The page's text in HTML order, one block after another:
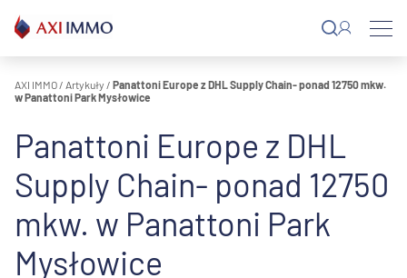
do
treści
AXI IMMO / Artykuły / Panattoni Europe z DHL Supply Chain- ponad 12750 mkw.
w Panattoni Park Mysłowice
Panattoni Europe z DHL
Supply Chain- ponad 12750
mkw. w Panattoni Park
Mysłowice